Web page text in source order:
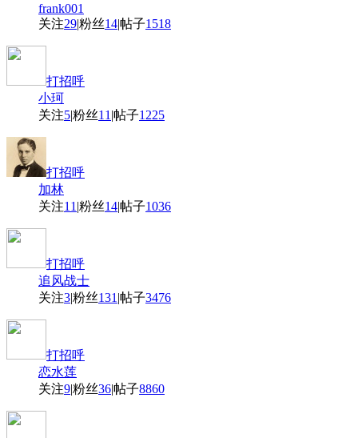
frank001
关注29|粉丝14|帖子1518
打招呼
小珂
关注5|粉丝11 |帖子1225
打招呼
加林
关注11 |粉丝14|帖子1036
打招呼
追风战士
关注3|粉丝131 |帖子3476
打招呼
恋水莲
关注9|粉丝36|帖子8860